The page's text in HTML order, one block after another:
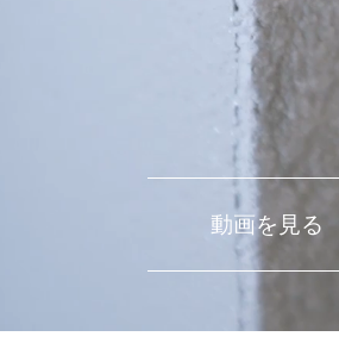
動画を見る